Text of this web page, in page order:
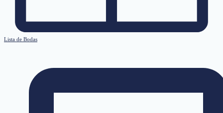
Lista de Bodas